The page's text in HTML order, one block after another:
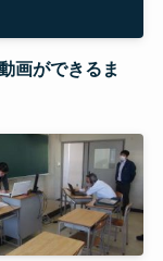
画ができるま